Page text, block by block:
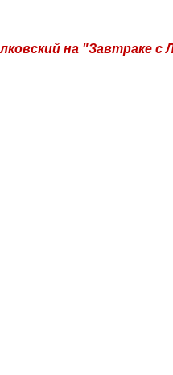
на "Завтраке с